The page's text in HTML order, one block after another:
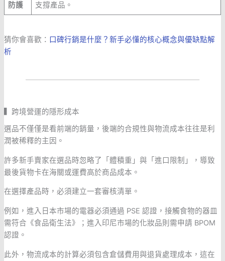
防護
支撐產品。
猜你會喜歡： 口碑行銷是什麼？新手必懂的核心概念與優缺點解
析
▍跨境營運的隱形成本
選品不僅僅是看前端的銷量，後端的合規性與物流成本往往是利
潤被稀釋的主因。
許多新手賣家在選品時忽略了「體積重」與「進口限制」，導致
最後貨物卡在海關或運費高於商品成本。
在選擇產品時，必須建立一套審核清單。
例如，進入日本市場的電器必須通過 PSE 認證，接觸食物的器皿
需符合《食品衛生法》；進入印尼市場的化妝品則需申請 BPOM
認證。
此外，物流成本的計算必須包含倉儲費用與退貨處理成本，這在